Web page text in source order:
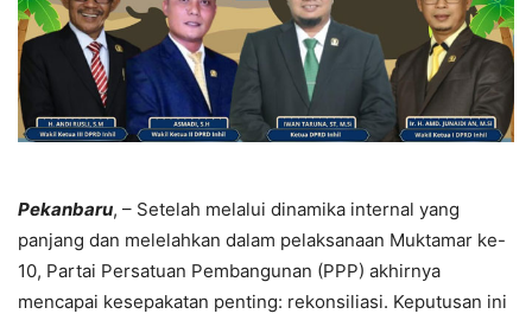
Pekanbaru, – Setelah melalui dinamika internal yang
panjang dan melelahkan dalam pelaksanaan Muktamar ke-
10, Partai Persatuan Pembangunan (PPP) akhirnya
mencapai kesepakatan penting: rekonsiliasi. Keputusan ini